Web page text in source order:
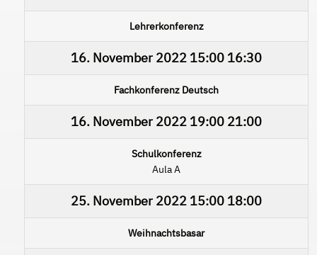
Lehrerkonferenz
16. November 2022 15:00 16:30
Fachkonferenz Deutsch
16. November 2022 19:00 21:00
Schulkonferenz
Aula A
25. November 2022 15:00 18:00
Weihnachtsbasar